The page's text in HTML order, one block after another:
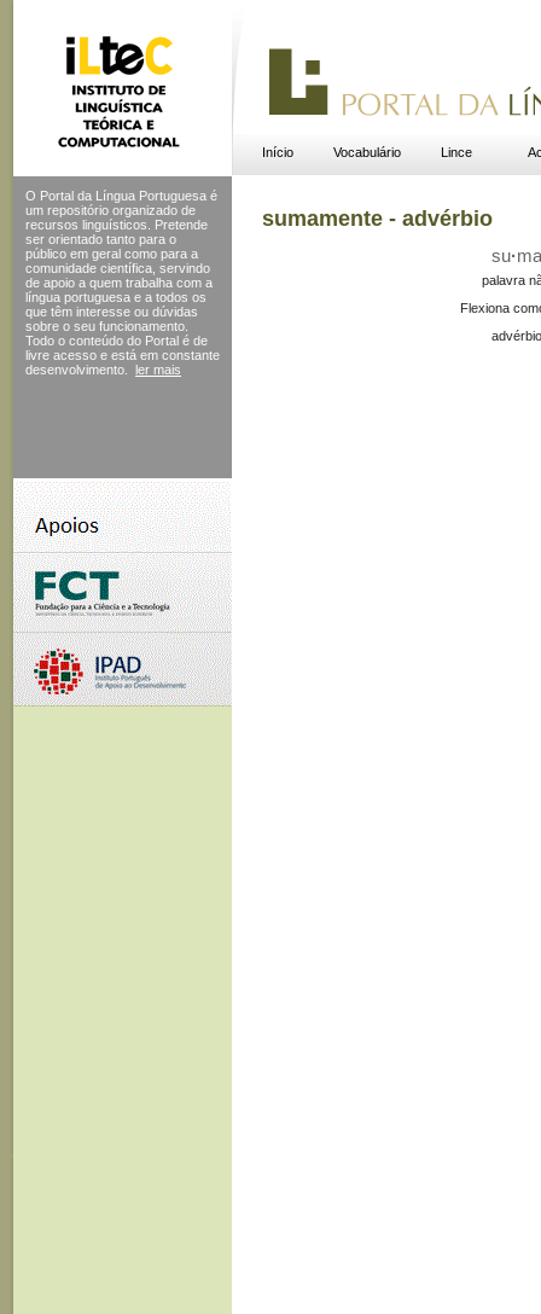
Início Vocabulário Lince
O Portal da Língua Portuguesa é
um repositório organizado de
recursos linguísticos. Pretende
ser orientado tanto para o
público em geral como para a
comunidade científica, servindo
de apoio a quem trabalha com a
língua portuguesa e a todos os
que têm interesse ou dúvidas
sobre o seu funcionamento.
Todo o conteúdo do Portal é de
livre acesso e está em constante
desenvolvimento.
ler mais
sumamente - advérbio
su·ma
palavra
Flexiona